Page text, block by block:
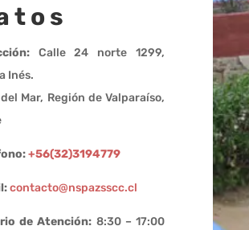
Calle 24 norte 1299,
Inés.
Mar, Región de Valparaíso,
+56(32)3194779
contacto@nspazsscc.cl
de Atención: 8:30 – 17:00